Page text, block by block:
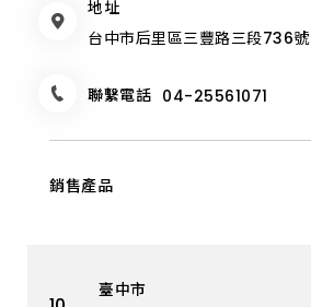
地址
台中市后里區三豐路三段736號
聯繫電話 04-25561071
臺中市